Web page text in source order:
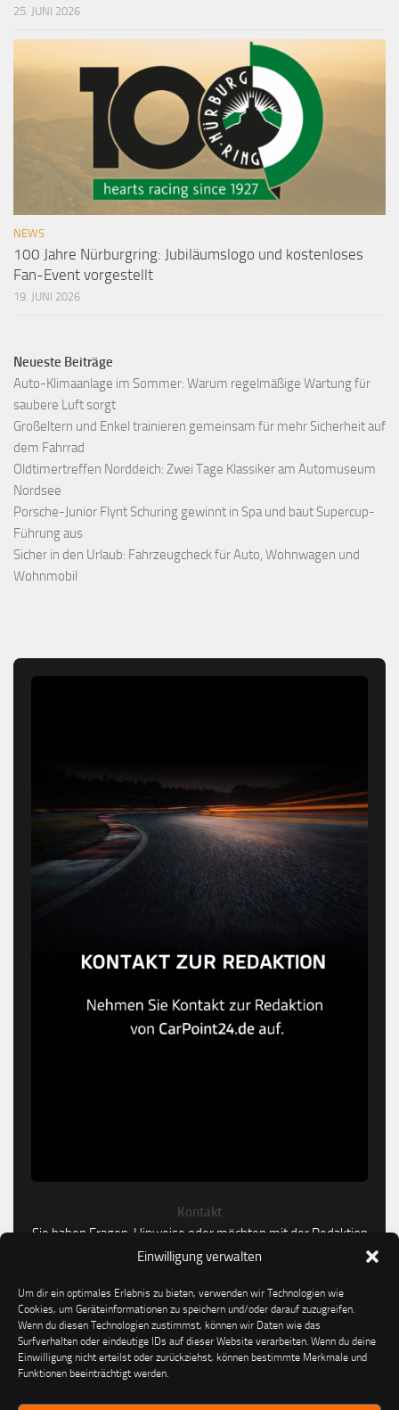
Einwilligung verwalten
Um dir ein optimales Erlebnis zu bieten, verwenden wir Technologien wie
Cookies, um Geräteinformationen zu speichern und/oder darauf zuzugreifen.
Wenn du diesen Technologien zustimmst, können wir Daten wie das
Surfverhalten oder eindeutige IDs auf dieser Website verarbeiten. Wenn du deine
Einwilligung nicht erteilst oder zurückziehst, können bestimmte Merkmale und
Funktionen beeinträchtigt werden.
25. JUNI 2026
NEWS
100 Jahre Nürburgring: Jubiläumslogo und kostenloses
Fan-Event vorgestellt
19. JUNI 2026
Neueste Beiträge
Auto-Klimaanlage im Sommer: Warum regelmäßige Wartung für
saubere Luft sorgt
Großeltern und Enkel trainieren gemeinsam für mehr Sicherheit auf
dem Fahrrad
Oldtimertreffen Norddeich: Zwei Tage Klassiker am Automuseum
Nordsee
Porsche-Junior Flynt Schuring gewinnt in Spa und baut Supercup-
Führung aus
Sicher in den Urlaub: Fahrzeugcheck für Auto, Wohnwagen und
Wohnmobil
Kontakt
Sie haben Fragen, Hinweise oder möchten mit der Redaktion
in Kontakt treten?
Kontakt aufnehmen